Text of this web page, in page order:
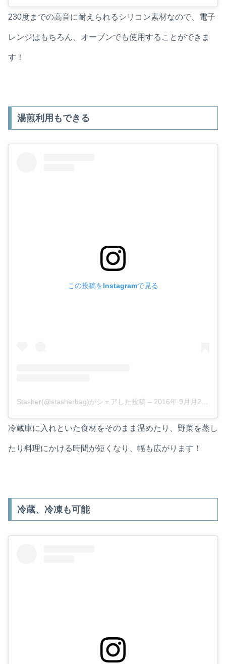
230度までの高音に耐えられるシリコン素材なので、電子
レンジはもちろん、オーブンでも使用することができま
す！
湯煎利用もできる
この投稿をInstagramで見る
Stasher(@stasherbag)がシェアした投稿 – 2016年 9月月21日午後3時28分PDT
冷蔵庫に入れといた食材をそのまま温めたり、野菜を蒸し
たり料理にかける時間が短くなり、幅も広がります！
冷蔵、冷凍も可能